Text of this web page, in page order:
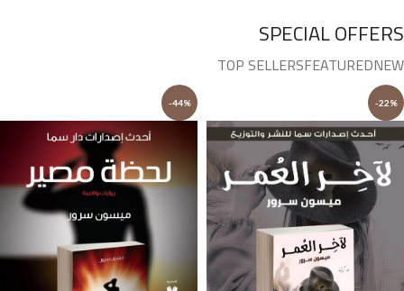
SPECIAL OFFERS
NEW
FEATURED
TOP SELLERS
-22%
-44%